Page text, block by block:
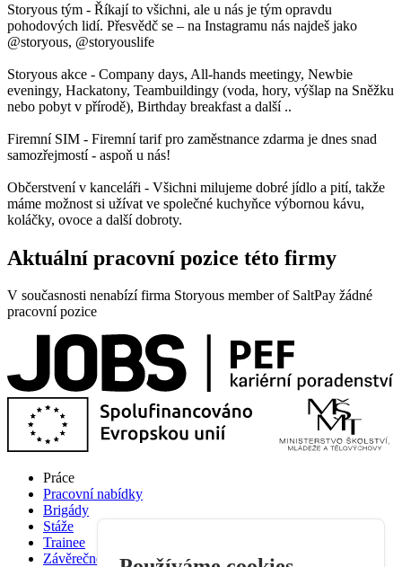
Storyous tým - Říkají to všichni, ale u nás je tým opravdu
pohodových lidí. Přesvědč se – na Instagramu nás najdeš jako
@storyous, @storyouslife
Storyous akce - Company days, All-hands meetingy, Newbie
eveningy, Hackatony, Teambuildingy (voda, hory, výšlap na Sněžku
nebo pobyt v přírodě), Birthday breakfast a další ..
Firemní SIM - Firemní tarif pro zaměstnance zdarma je dnes snad
samozřejmostí - aspoň u nás!
Občerstvení v kanceláři - Všichni milujeme dobré jídlo a pití, takže
máme možnost si užívat ve společné kuchyňce výbornou kávu,
koláčky, ovoce a další dobroty.
Aktuální pracovní pozice této firmy
V současnosti nenabízí firma Storyous member of SaltPay žádné
pracovní pozice
Práce
Pracovní nabídky
Brigády
Stáže
Trainee
Závěrečné práce